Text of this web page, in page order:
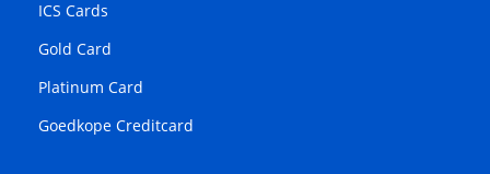
ICS Cards
Gold Card
Platinum Card
Goedkope Creditcard